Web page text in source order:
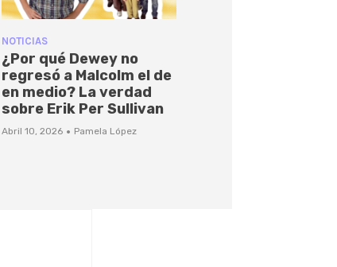
NOTICIAS
¿Por qué Dewey no
regresó a Malcolm el de
en medio? La verdad
sobre Erik Per Sullivan
Abril 10, 2026 · Pamela López